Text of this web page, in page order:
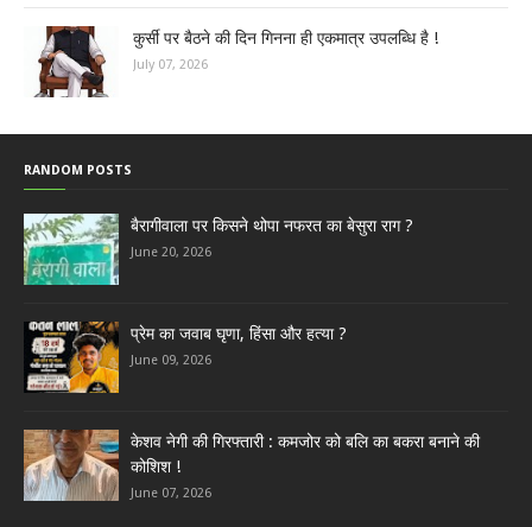
कुर्सी पर बैठने की दिन गिनना ही एकमात्र उपलब्धि है !
July 07, 2026
RANDOM POSTS
बैरागीवाला पर किसने थोपा नफरत का बेसुरा राग ?
June 20, 2026
प्रेम का जवाब घृणा, हिंसा और हत्या ?
June 09, 2026
केशव नेगी की गिरफ्तारी : कमजोर को बलि का बकरा बनाने की
कोशिश !
June 07, 2026